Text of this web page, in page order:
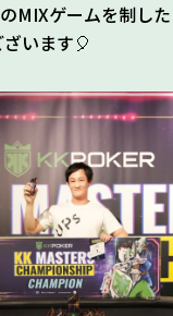
MIXゲームを制した
います🎈